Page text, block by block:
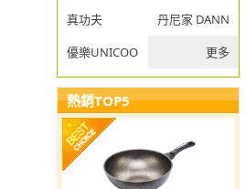
真功夫
丹尼家 DANNY JIA
優樂UNICOOK
更多
熱銷TOP5